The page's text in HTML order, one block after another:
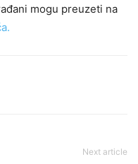
mogu preuzeti na
Next article